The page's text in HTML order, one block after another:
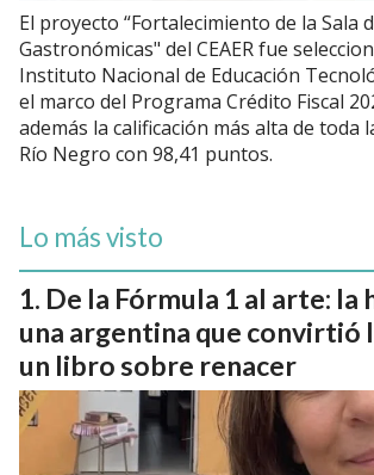
El proyecto “Fortalecimiento de la Sala
Gastronómicas" del CEAER fue
Instituto Nacional de Educación
el marco del Programa Crédito Fiscal
además la calificación más alta de toda
Río Negro con 98,41 puntos.
Lo más visto
De la Fórmula 1 al arte: la
una argentina que convirtió
un libro sobre renacer